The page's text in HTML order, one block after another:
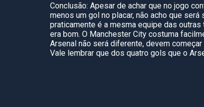
Conclusão: Apesar de achar que no jogo
menos um gol no placar, não acho que
praticamente é a mesma equipe das
era bom. O Manchester City costuma
Arsenal não será diferente, devem
Vale lembrar que dos quatro gols que o